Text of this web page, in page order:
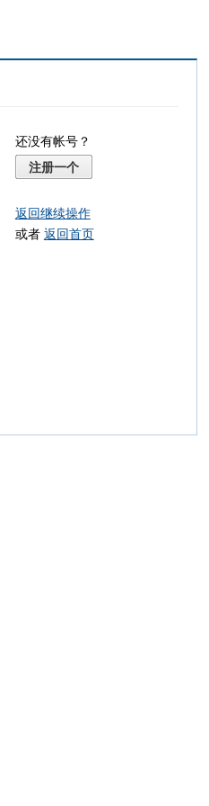
还没有帐号？
注册一个
返回继续操作
或者 返回首页